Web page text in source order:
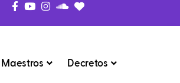
Maestros Decretos